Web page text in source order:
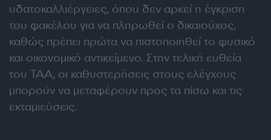
υδατοκαλλιέργειες, όπου δεν αρκεί η έγκριση
του φακέλου για να πληρωθεί ο δικαιούχος,
καθώς πρέπει πρώτα να πιστοποιηθεί το φυσικό
και οικονομικό αντικείμενο. Στην τελική ευθεία
του ΤΑΑ, οι καθυστερήσεις στους ελέγχους
μπορούν να μεταφέρουν προς τα πίσω και τις
εκταμιεύσεις.